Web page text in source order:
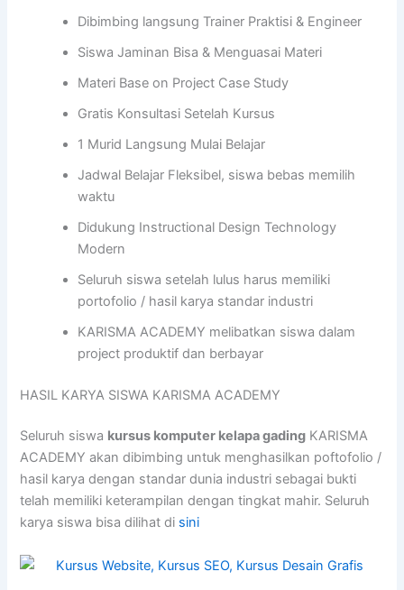
Dibimbing langsung Trainer Praktisi & Engineer
Siswa Jaminan Bisa & Menguasai Materi
Materi Base on Project Case Study
Gratis Konsultasi Setelah Kursus
1 Murid Langsung Mulai Belajar
Jadwal Belajar Fleksibel, siswa bebas memilih
waktu
Didukung Instructional Design Technology
Modern
Seluruh siswa setelah lulus harus memiliki
portofolio / hasil karya standar industri
KARISMA ACADEMY melibatkan siswa dalam
project produktif dan berbayar
HASIL KARYA SISWA KARISMA ACADEMY
Seluruh siswa kursus komputer kelapa gading KARISMA
ACADEMY akan dibimbing untuk menghasilkan poftofolio /
hasil karya dengan standar dunia industri sebagai bukti
telah memiliki keterampilan dengan tingkat mahir. Seluruh
karya siswa bisa dilihat di sini